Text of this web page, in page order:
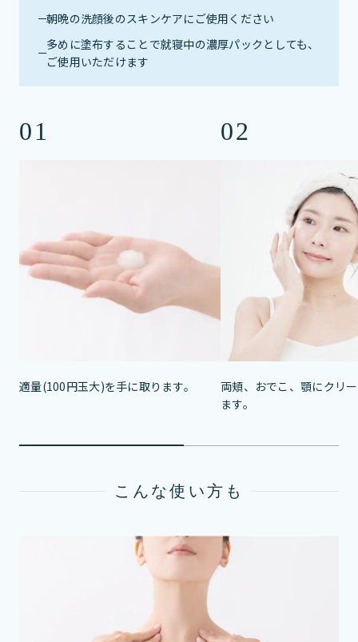
朝晩の洗顔後のスキンケアにご使用ください
多めに塗布することで就寝中の濃厚パックとしても、
ご使用いただけます
適量(100円玉大)を手に取ります。
両頬、おでこ、顎にクリ
ます。
こんな使い方も